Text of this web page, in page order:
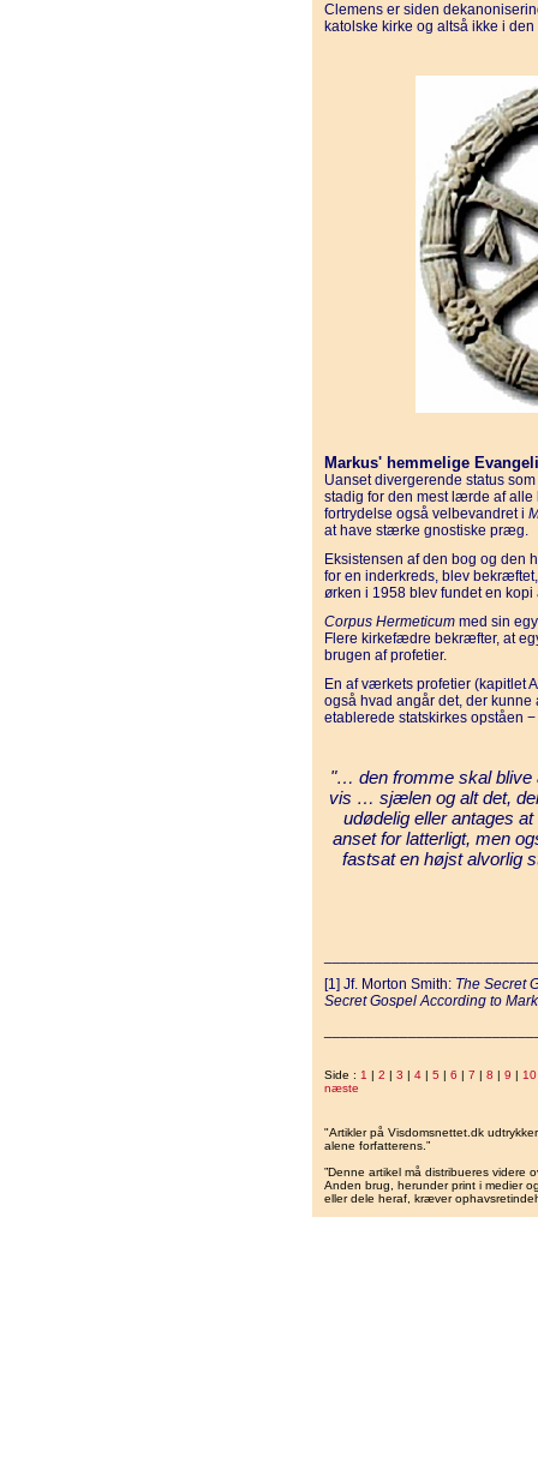
Clemens er siden
katolske kirke og altså ikke i
Markus' hemmelige
Uanset divergerende status
stadig for den mest lærde af
fortrydelse også velbevandret i
at have stærke gnostiske præg.
Eksistensen af den bog og den
for en inderkreds, blev
ørken i 1958 blev fundet en
Corpus Hermeticum med sin
Flere kirkefædre bekræfter, at
brugen af profetier.
En af værkets profetier (kapitlet
også hvad angår det, der
etablerede statskirkes opståen
"… den fromme skal blive
vis … sjælen og alt det,
udødelig eller antages
anset for latterligt, men
fastsat en højst alvorlig
[1] Jf. Morton Smith: The Secret
Secret Gospel According to Mark
Side : 1 | 2 | 3 | 4 | 5 | 6 | 7 | 8 | 9 | 10
næste
"Artikler på Visdomsnettet.dk
alene forfatterens.”
”Denne artikel må distribueres videre
Anden brug, herunder print i medier
eller dele heraf, kræver